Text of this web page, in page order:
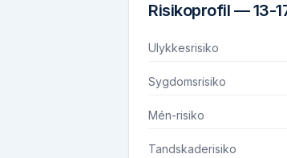
Risikoprofil —13-
Ulykkesrisiko
Sygdomsrisiko
Mén-risiko
Tandskaderisiko